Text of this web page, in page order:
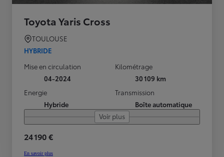
Toyota Yaris Cross
TOULOUSE
HYBRIDE
Mise en circulation
04-2024
Kilométrage
30 109 km
Energie
Hybride
Transmission
Boîte automatique
Voir plus
24 190 €
En savoir plus